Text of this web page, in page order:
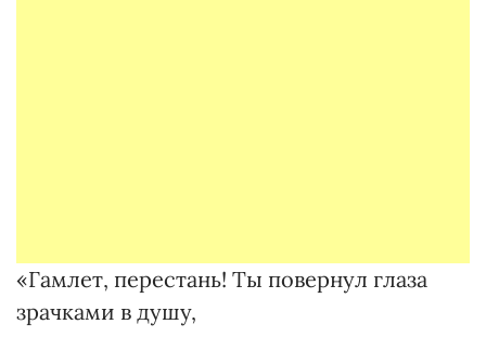
«Гамлет, перестань! Ты повернул глаза
зрачками в душу,